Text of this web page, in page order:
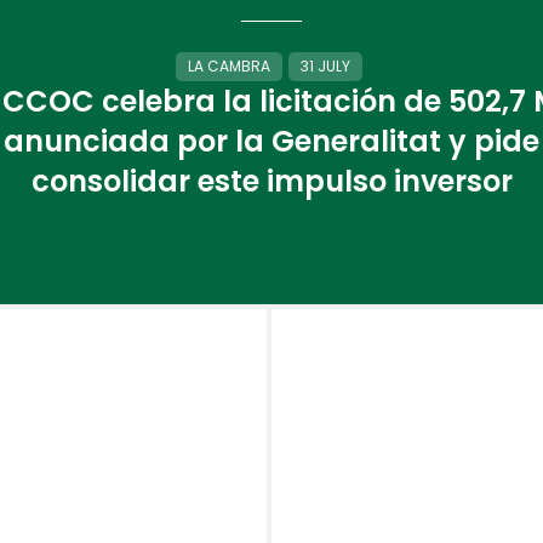
LA CAMBRA 31 JULY
celebra la licitación de 502,7
anunciada por la Generalitat y pide
consolidar este impulso inversor